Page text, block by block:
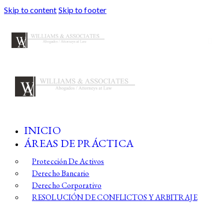
Skip to content Skip to footer
INICIO
ÁREAS DE PRÁCTICA
Protección De Activos
Derecho Bancario
Derecho Corporativo
RESOLUCIÓN DE CONFLICTOS Y ARBITRAJE